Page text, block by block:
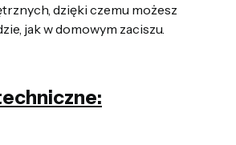
dzięki czemu możesz
jak w domowym zaciszu.